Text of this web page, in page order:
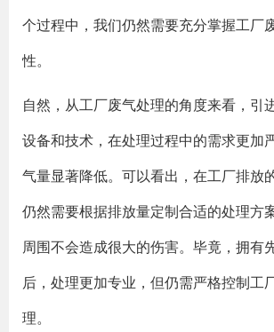
个过程中，我们仍然需要充分掌握工厂
性。
自然，从工厂废气处理的角度来看，引
设备和技术，在处理过程中的需求更加
气量显著降低。可以看出，在工厂排放
仍然需要根据排放量定制合适的处理方
周围不会造成很大的伤害。毕竟，拥有
后，处理更加专业，但仍需严格控制工
理。